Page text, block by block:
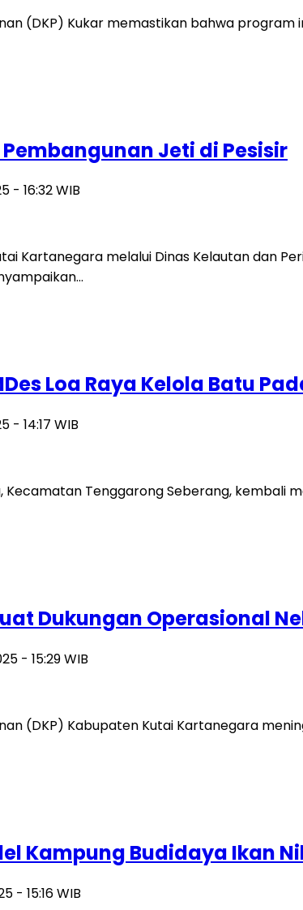
(DKP) Kukar memastikan bahwa
Jeti di Pesisir
- 16:32 WIB
Kartanegara melalui Dinas Kelautan dan
Loa Raya Kelola Batu
- 14:17 WIB
Kecamatan Tenggarong Seberang,
Dukungan Operasional
- 15:29 WIB
(DKP) Kabupaten Kutai Kartanegara
Kampung Budidaya Ikan
- 15:16 WIB